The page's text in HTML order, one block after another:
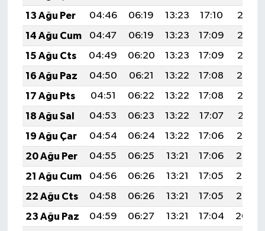
13 Ağu Per
04:46 06:19 13:23 17:10
20:17
14 Ağu Cum
04:47 06:19 13:23 17:09
20:16
15 Ağu Cts
04:49 06:20 13:23 17:09
20:15
16 Ağu Paz
04:50 06:21 13:22 17:08
20:14
17 Ağu Pts
04:51 06:22 13:22 17:08
20:12
18 Ağu Sal
04:53 06:23 13:22 17:07
20:11
19 Ağu Çar
04:54 06:24 13:22 17:06
20:10
20 Ağu Per
04:55 06:25 13:21 17:06
20:08
21 Ağu Cum
04:56 06:26 13:21 17:05
20:07
22 Ağu Cts
04:58 06:26 13:21 17:05
20:06
23 Ağu Paz
04:59 06:27 13:21 17:04
20:04